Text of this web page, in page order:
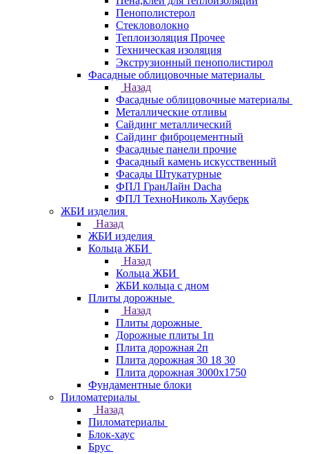
Пенополистерол
Стекловолокно
Теплоизоляция Прочее
Техническая изоляция
Экструзионный пенополистирол
Фасадные облицовочные материалы
Назад
Фасадные облицовочные материалы
Металлические отливы
Сайдинг металлический
Сайдинг фиброцементный
Фасадные панели прочие
Фасадный камень искусственный
Фасады Штукатурные
ФПЛ ГранЛайн Dacha
ФПЛ ТехноНиколь Хауберк
ЖБИ изделия
Назад
ЖБИ изделия
Кольца ЖБИ
Назад
Кольца ЖБИ
ЖБИ кольца с дном
Плиты дорожные
Назад
Плиты дорожные
Дорожные плиты 1п
Плита дорожная 2п
Плита дорожная 30 18 30
Плита дорожная 3000х1750
Фундаментные блоки
Пиломатериалы
Назад
Пиломатериалы
Блок-хаус
Брус